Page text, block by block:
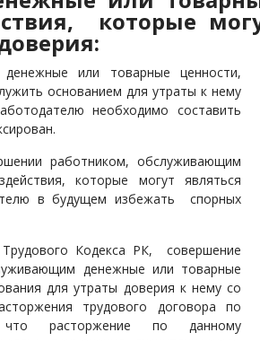
которые
или товарные ценности,
основанием для утраты к нему
необходимо составить
работником, обслуживающим
которые могут являться
в будущем избежать спорных
Кодекса РК, совершение
денежные или товарные
для утраты доверия к нему со
трудового договора по
что расторжение по данному